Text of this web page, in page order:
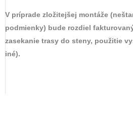
V príprade zložitejšej montáže
podmienky) bude rozdiel
zasekanie trasy do steny, použitie
iné).